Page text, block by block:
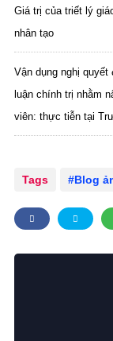
Giá trị của triết lý
nhân tạo
Vận dụng nghị
luận chính trị nhằm
viên: thực tiễn tại
Tags Blog